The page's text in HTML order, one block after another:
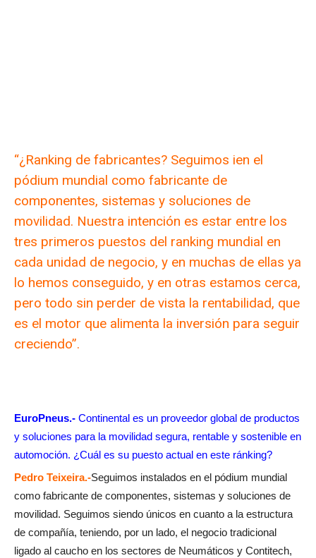
“¿Ranking de fabricantes? Seguimos ien el
pódium mundial como fabricante de
componentes, sistemas y soluciones de
movilidad. Nuestra intención es estar entre los
tres primeros puestos del ranking mundial en
cada unidad de negocio, y en muchas de ellas ya
lo hemos conseguido, y en otras estamos cerca,
pero todo sin perder de vista la rentabilidad, que
es el motor que alimenta la inversión para seguir
creciendo”.
EuroPneus.- Continental es un proveedor global de productos
y soluciones para la movilidad segura, rentable y sostenible en
automoción. ¿Cuál es su puesto actual en este ránking?
Pedro Teixeira.-Seguimos instalados en el pódium mundial
como fabricante de componentes, sistemas y soluciones de
movilidad. Seguimos siendo únicos en cuanto a la estructura
de compañía, teniendo, por un lado, el negocio tradicional
ligado al caucho en los sectores de Neumáticos y Contitech,